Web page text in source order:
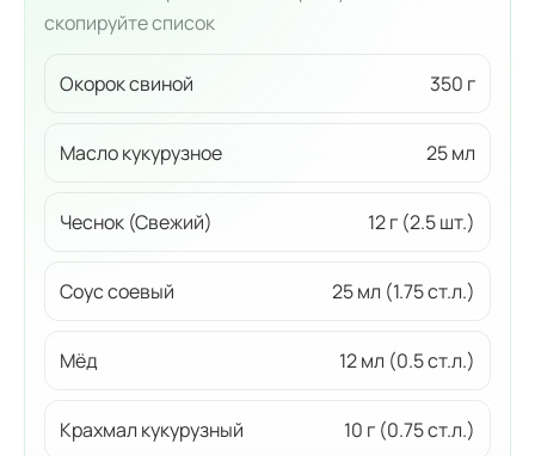
скопируйте список
Окорок свиной 350 г
Масло кукурузное 25 мл
Чеснок (Свежий) 12 г (2.5 шт.)
Соус соевый 25 мл (1.75 ст.л.)
Мёд 12 мл (0.5 ст.л.)
Крахмал кукурузный 10 г (0.75 ст.л.)